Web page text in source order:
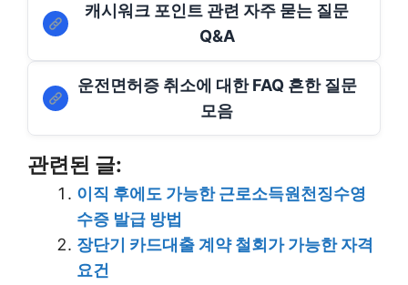
캐시워크 포인트 관련 자주 묻는 질문
Q&A
운전면허증 취소에 대한 FAQ 흔한 질문
모음
관련된 글:
이직 후에도 가능한 근로소득원천징수영
수증 발급 방법
장단기 카드대출 계약 철회가 가능한 자격
요건